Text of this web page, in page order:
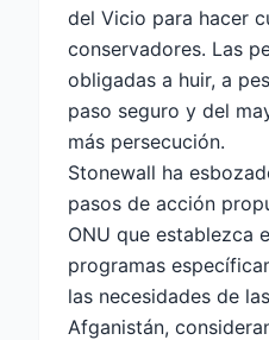
del Vicio para hacer
conservadores. Las
obligadas a huir, a
paso seguro y del
más persecución.
Stonewall ha
pasos de acción
ONU que establezca
programas
las necesidades de
Afganistán,